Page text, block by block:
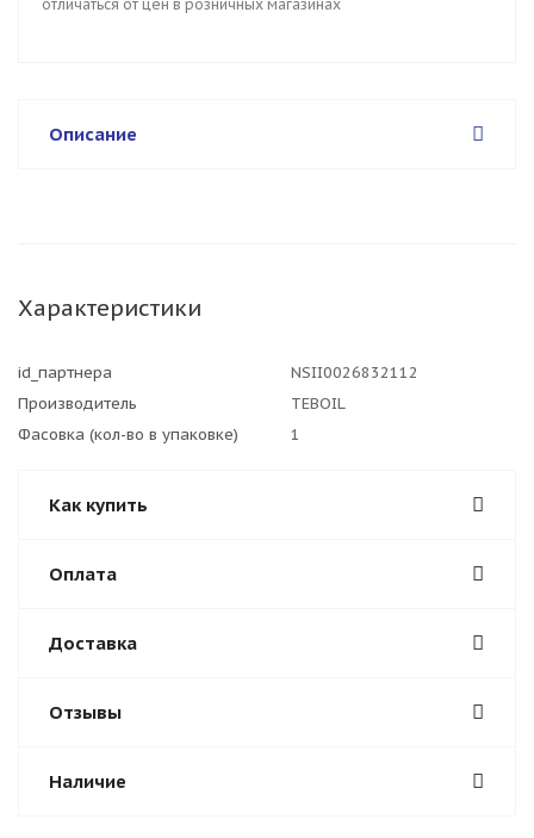
отличаться от цен в розничных магазинах
Описание
Характеристики
id_партнера
NSII0026832112
Производитель
TEBOIL
Фасовка (кол-во в упаковке)
1
Как купить
Оплата
Доставка
Отзывы
Наличие